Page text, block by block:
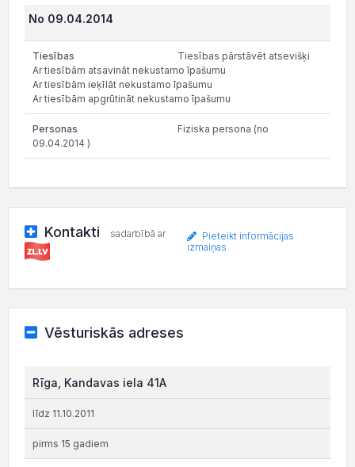
No 09.04.2014
Tiesības pārstāvēt atsevišķi
Ar tiesībām atsavināt nekustamo īpašumu
Ar tiesībām ieķīlāt nekustamo īpašumu
Ar tiesībām apgrūtināt nekustamo īpašumu
Fiziska persona (no
09.04.2014 )
Kontakti sadarbībā ar
Pieteikt informācijas
izmaiņas
Vēsturiskās adreses
Rīga, Kandavas iela 41A
līdz 11.10.2011
pirms 15 gadiem